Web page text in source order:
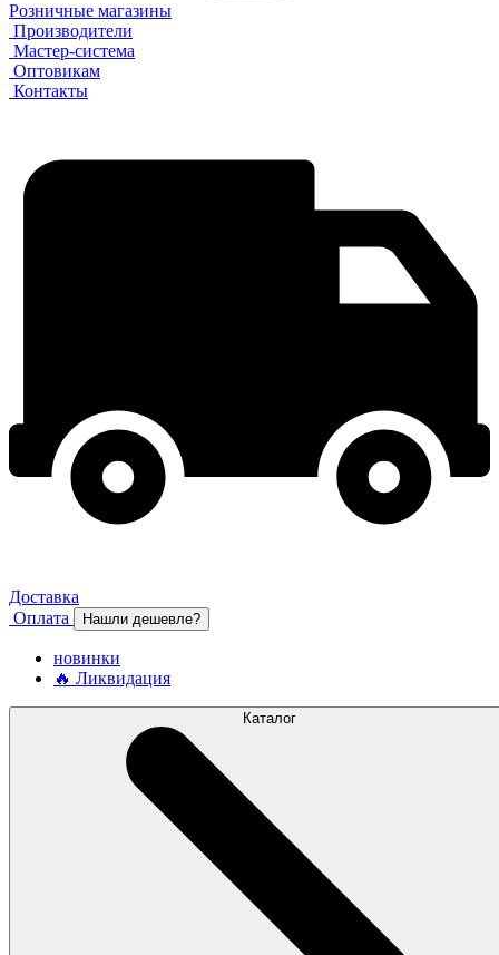
Розничные магазины
Производители
Мастер-система
Оптовикам
Контакты
Доставка
Оплата
Нашли дешевле?
новинки
🔥 Ликвидация
Каталог